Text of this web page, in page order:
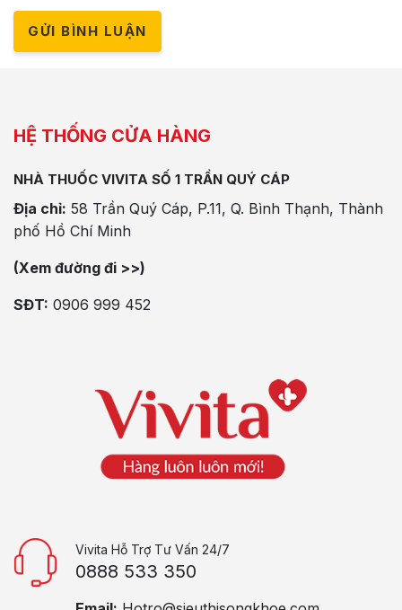
GỬI BÌNH LUẬN
HỆ THỐNG CỬA HÀNG
NHÀ THUỐC VIVITA SỐ 1 TRẦN QUÝ CÁP
Địa chỉ: 58 Trần Quý Cáp, P.11, Q. Bình Thạnh, Thành
phố Hồ Chí Minh
(Xem đường đi >>)
SĐT: 0906 999 452
Vivita Hỗ Trợ Tư Vấn 24/7
0888 533 350